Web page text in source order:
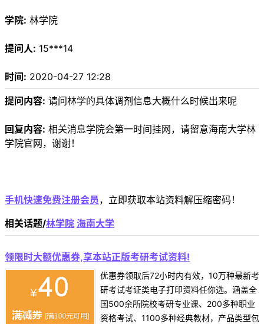
学院: 林学院
提问人: 15***14
时间: 2020-04-27 12:28
提问内容: 请问林学的具体调剂信息大概什么时候出来呢
回复内容: 相关消息学院会第一时间挂网，请留意海南大学林
学院官网，谢谢！
手机快速免费注册会员 ，立即获取本站资料解压缩密码！
相关话题/林学院 海南大学
领限时大额优惠券,享本站正版考研考试资料!
优惠券领取后72小时内有效，10万种最新考
研考试考证类电子打印资料任你选。涵盖全
国500余所院校考研专业课、200多种职业
资格考试、1100多种经典教材，产品类型包